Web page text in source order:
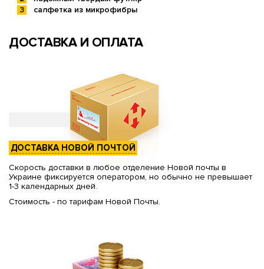
салфетка из микрофибры
ДОСТАВКА И ОПЛАТА
ДОСТАВКА НОВОЙ ПОЧТОЙ
Скорость доставки в любое отделение Новой почты в
Украине фиксируется оператором, но обычно не превышает
1-3 календарных дней.
Стоимость - по тарифам Новой Почты.